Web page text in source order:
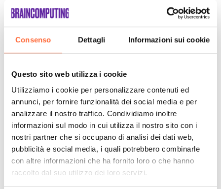
Consenso Dettagli Informazioni sui cookie
Questo sito web utilizza i cookie
Utilizziamo i cookie per personalizzare contenuti ed
annunci, per fornire funzionalità dei social media e per
analizzare il nostro traffico. Condividiamo inoltre
informazioni sul modo in cui utilizza il nostro sito con i
nostri partner che si occupano di analisi dei dati web,
pubblicità e social media, i quali potrebbero combinarle
con altre informazioni che ha fornito loro o che hanno
raccolto dal suo utilizzo dei loro servizi.